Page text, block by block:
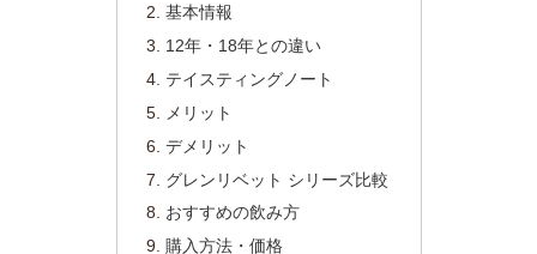
基本情報
12年・18年との違い
テイスティングノート
メリット
デメリット
グレンリベット シリーズ比較
おすすめの飲み方
購入方法・価格